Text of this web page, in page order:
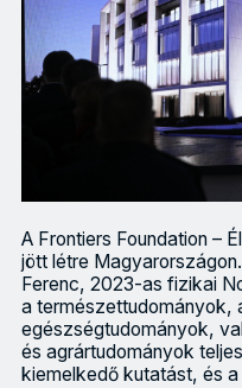
A Frontiers Foundation –
jött létre
Ferenc, 2023-as fizikai
a természettudományok,
egészségtudományok,
és agrártudományok
kiemelkedő kutatást, és